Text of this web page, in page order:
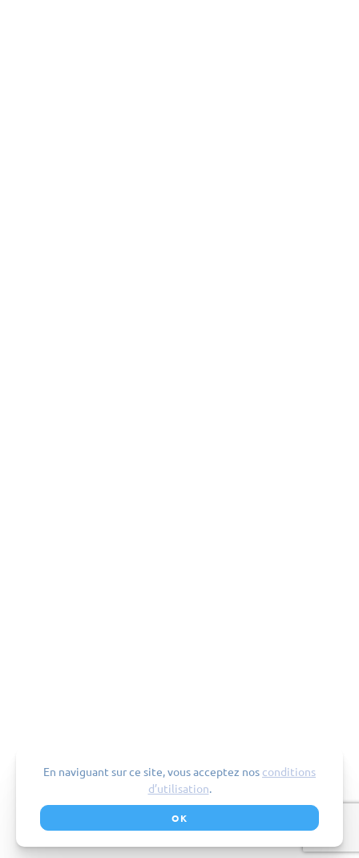
En naviguant sur ce site, vous acceptez nos conditions
d’utilisation.
OK